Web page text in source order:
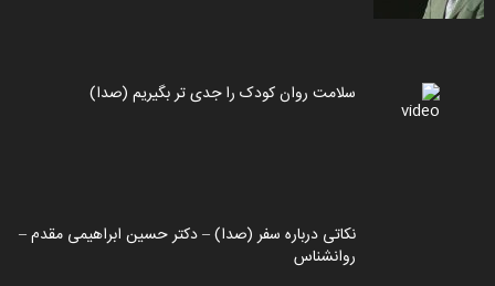
سلامت روان کودک را جدی تر بگیریم (صدا)
نکاتی درباره سفر (صدا) – دکتر حسین ابراهیمی مقدم –
روانشناس